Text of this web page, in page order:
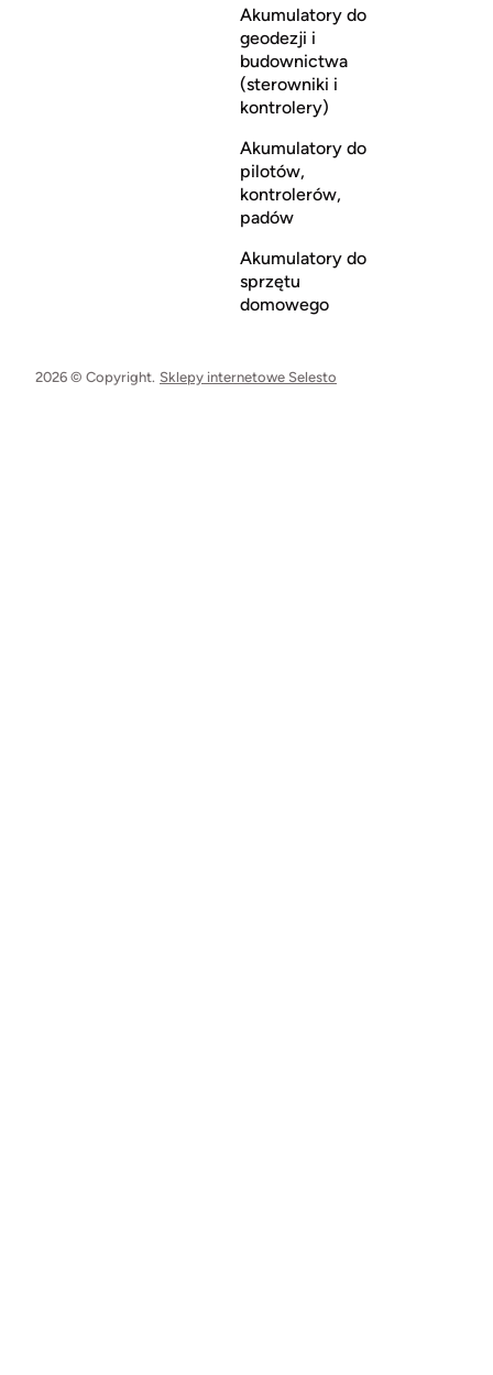
Akumulatory do
geodezji i
budownictwa
(sterowniki i
kontrolery)
Akumulatory do
pilotów,
kontrolerów,
padów
Akumulatory do
sprzętu
domowego
2026 © Copyright. Sklepy internetowe Selesto